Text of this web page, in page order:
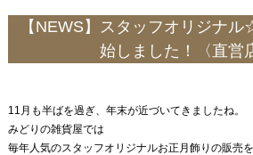
【NEWS】スタッフオリジナ
始しました！〈直営
11月も半ばを過ぎ、年末が近づいてきましたね。
みどりの雑貨屋では
毎年人気のスタッフオリジナルお正月飾りの販売